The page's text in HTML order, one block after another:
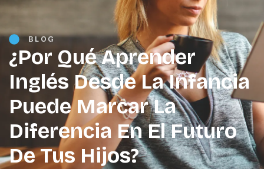
BLOG
¿Por Qué Aprender
Inglés Desde La Infancia
Puede Marcar La
Diferencia En El Futuro
De Tus Hijos?